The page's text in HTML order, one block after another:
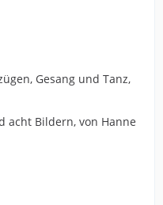
Gesang und Tanz,
acht Bildern, von Hanne